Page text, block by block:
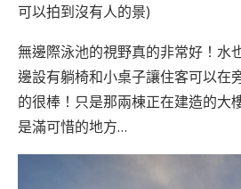
可以拍到沒有人的景)
無邊際泳池的視野真的非常好！水
邊設有躺椅和小桌子讓住客可以在
的很棒！只是那兩棟正在建造的大
是滿可惜的地方…